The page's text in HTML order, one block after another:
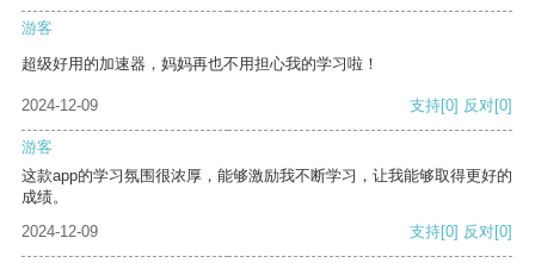
游客
超级好用的加速器，妈妈再也不用担心我的学习啦！
2024-12-09 支持[0] 反对[0]
游客
这款app的学习氛围很浓厚，能够激励我不断学习，让我能够取得更好的
成绩。
2024-12-09
支持[0] 反对[0]